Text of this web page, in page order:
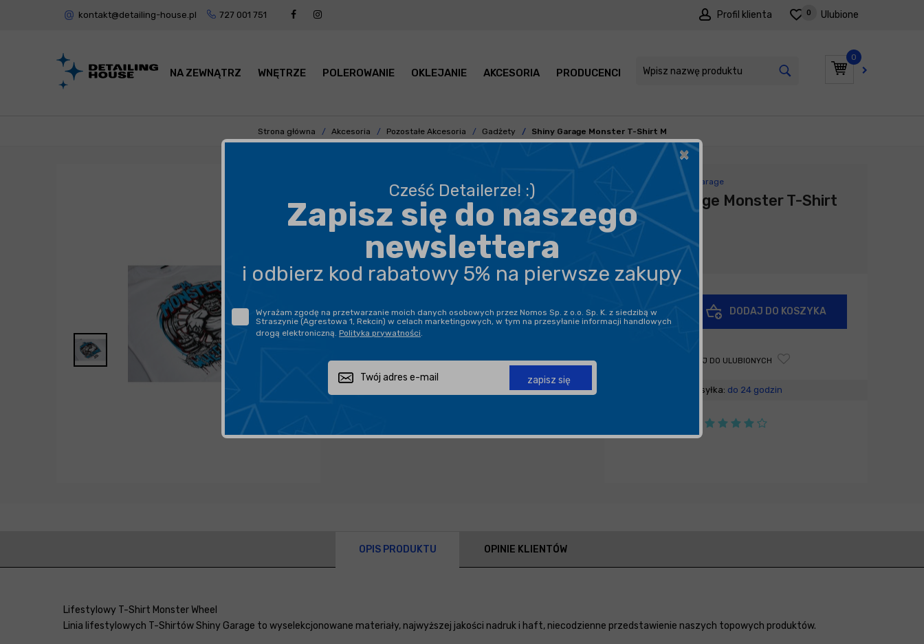
kontakt@detailing-house.pl 727 001 751 Profil klienta Ulubione
0
0
NA ZEWNĄTRZ WNĘTRZE POLEROWANIE OKLEJANIE AKCESORIA PRODUCENCI PROMOCJE
Strona główna Akcesoria Pozostałe Akcesoria Gadżety Shiny Garage Monster T-Shirt M
BEZPIECZNA WYSYŁKA
DARMOWA DOSTAWA OD 199,90 ZŁ
PROFESJONALNE DORADZTWO
Zapytaj o produkt
Producent: Shiny Garage
Shiny Garage Monster T-Shirt
M
99,00zł
-
DODAJ DO KOSZYKA
DODAJ DO ULUBIONYCH
Wysyłka: do 24 godzin
OPIS PRODUKTU OPINIE KLIENTÓW
Lifestylowy T-Shirt Monster Wheel
Linia lifestylowych T-Shirtów Shiny Garage to wyselekcjonowane materiały, najwyższej jakości nadruk i haft, niecodzienne przedstawienie naszych topowych produktów.
×
Cześć Detailerze! :)
Zapisz się do naszego
newslettera
i odbierz kod rabatowy 5% na pierwsze zakupy
Wyrażam zgodę na przetwarzanie moich danych osobowych przez Nomos Sp. z o.o. Sp. K. z siedzibą w
Straszynie (Agrestowa 1, Rekcin) w celach marketingowych, w tym na przesyłanie informacji handlowych
drogą elektroniczną. Polityka prywatności
zapisz się